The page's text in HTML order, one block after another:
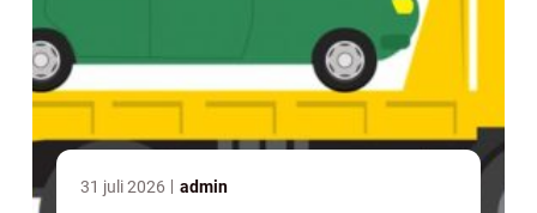
31 juli 2026 admin